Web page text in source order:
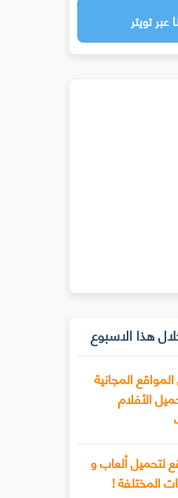
هذا الاسبوع
المجانية
الأفلام
مواقع لتحميل ألعاب و
المختلفة !